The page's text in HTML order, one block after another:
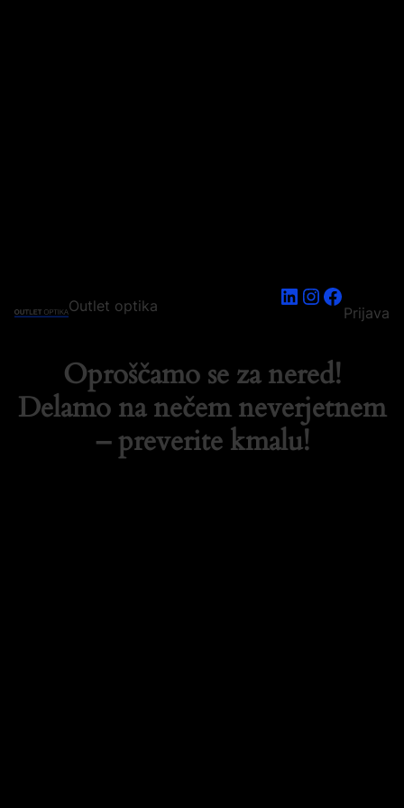
Outlet optika LinkedIn
Instagram
Prijava
Oproščamo se za nered!
Delamo na nečem neverjetnem
– preverite kmalu!